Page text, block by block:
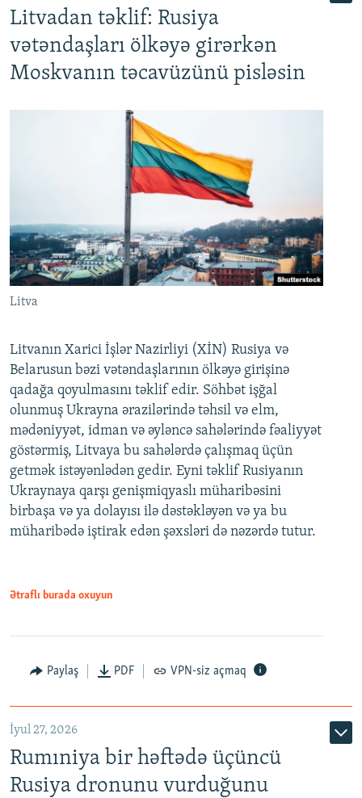
Litvadan təklif: Rusiya
vətəndaşları ölkəyə girərkən
Moskvanın təcavüzünü pisləsin
Litva
Litvanın Xarici İşlər Nazirliyi (XİN) Rusiya və
Belarusun bəzi vətəndaşlarının ölkəyə girişinə
qadağa qoyulmasını təklif edir. Söhbət işğal
olunmuş Ukrayna ərazilərində təhsil və elm,
mədəniyyət, idman və əyləncə sahələrində fəaliyyət
göstərmiş, Litvaya bu sahələrdə çalışmaq üçün
getmək istəyənlədən gedir. Eyni təklif Rusiyanın
Ukraynaya qarşı genişmiqyaslı müharibəsini
birbaşa və ya dolayısı ilə dəstəkləyən və ya bu
müharibədə iştirak edən şəxsləri də nəzərdə tutur.
Ətraflı burada oxuyun
Paylaş PDF VPN-siz açmaq
İyul 27, 2026
Rumıniya bir həftədə üçüncü
Rusiya dronunu vurduğunu